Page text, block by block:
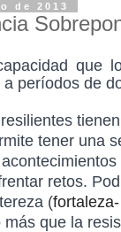
de 2013
que
períodos de
tener una
retos.
(
más que la